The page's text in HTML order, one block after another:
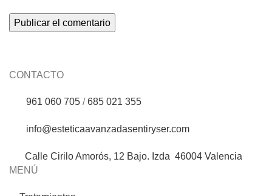
CONTACTO
961 060 705 /685 021 355
info@esteticaavanzadasentiryser.com
Calle Cirilo Amorós, 12 Bajo. Izda 46004 Valencia
MENÚ